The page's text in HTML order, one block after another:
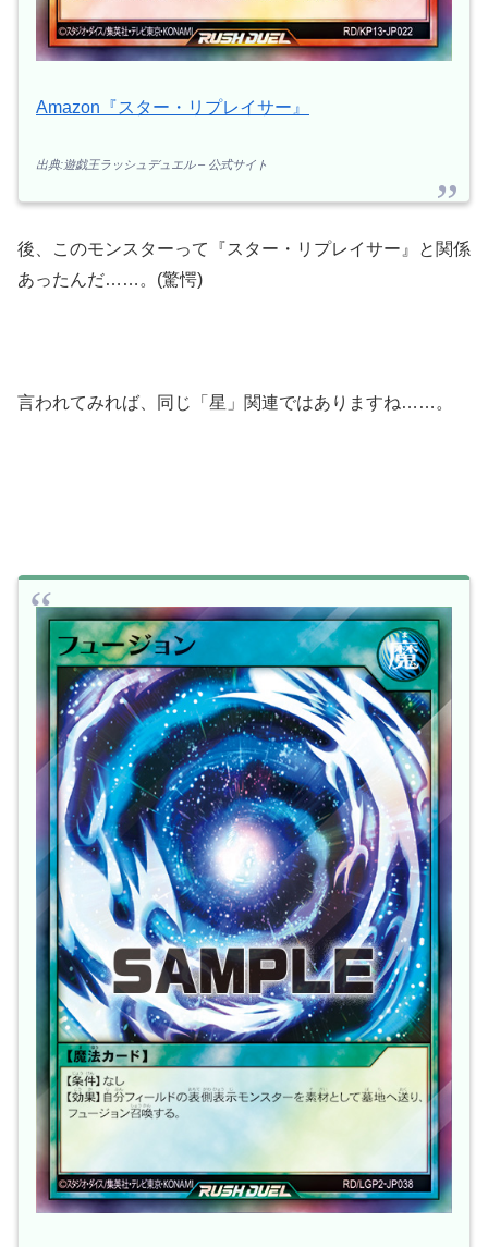
Amazon『スター・リプレイサー』
出典:遊戯王ラッシュデュエル – 公式サイト
後、このモンスターって『スター・リプレイサー』と関係
あったんだ……。(驚愕)
言われてみれば、同じ「星」関連ではありますね……。